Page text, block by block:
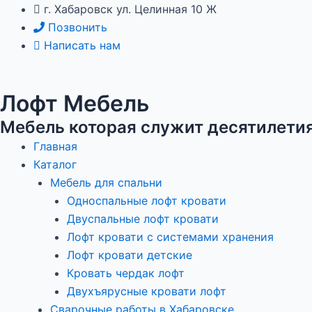
Перейти
содержимому
г. Хабаровск ул. Целинная 10 Ж
Позвонить
Написать нам
Лофт Мебель
Мебель которая служит
Главная
Каталог
Мебель для спальни
Односпальные лофт кровати
Двуспальные лофт кровати
Лофт кровати с системами хранения
Лофт кровати детские
Кровать чердак лофт
Двухъярусные кровати лофт
Сварочные работы в Хабаровске
Навигация
по
записям